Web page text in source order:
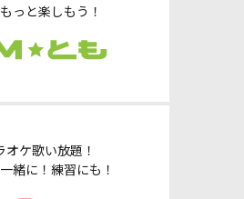
っと楽しもう！
オケ歌い放題！
緒に！練習にも！